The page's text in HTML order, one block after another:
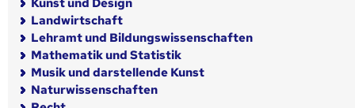
Landwirtschaft
Lehramt und Bildungswissenschaften
Mathematik und Statistik
Musik und darstellende Kunst
Naturwissenschaften